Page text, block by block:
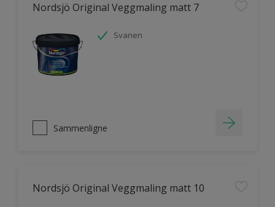
Nordsjö Original Veggmaling matt 7
Svanen
Sammenligne
Nordsjö Original Veggmaling matt 10